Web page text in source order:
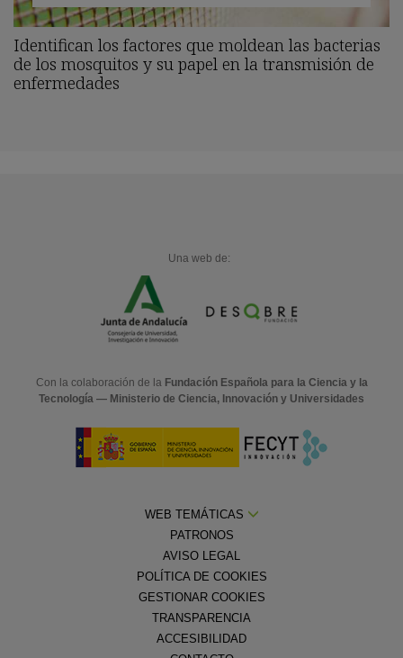
Identifican los factores que moldean las bacterias
de los mosquitos y su papel en la transmisión de
enfermedades
Una web de:
Con la colaboración de la Fundación Española para la Ciencia y la
Tecnología — Ministerio de Ciencia, Innovación y Universidades
WEB TEMÁTICAS
PATRONOS
AVISO LEGAL
POLÍTICA DE COOKIES
GESTIONAR COOKIES
TRANSPARENCIA
ACCESIBILIDAD